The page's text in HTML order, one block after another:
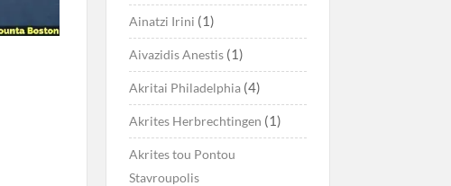
Ainatzi Irini (1)
Aivazidis Anestis(1)
Akritai Philadelphia(4)
Akrites Herbrechtingen (1)
Akrites tou Pontou
Stavroupolis